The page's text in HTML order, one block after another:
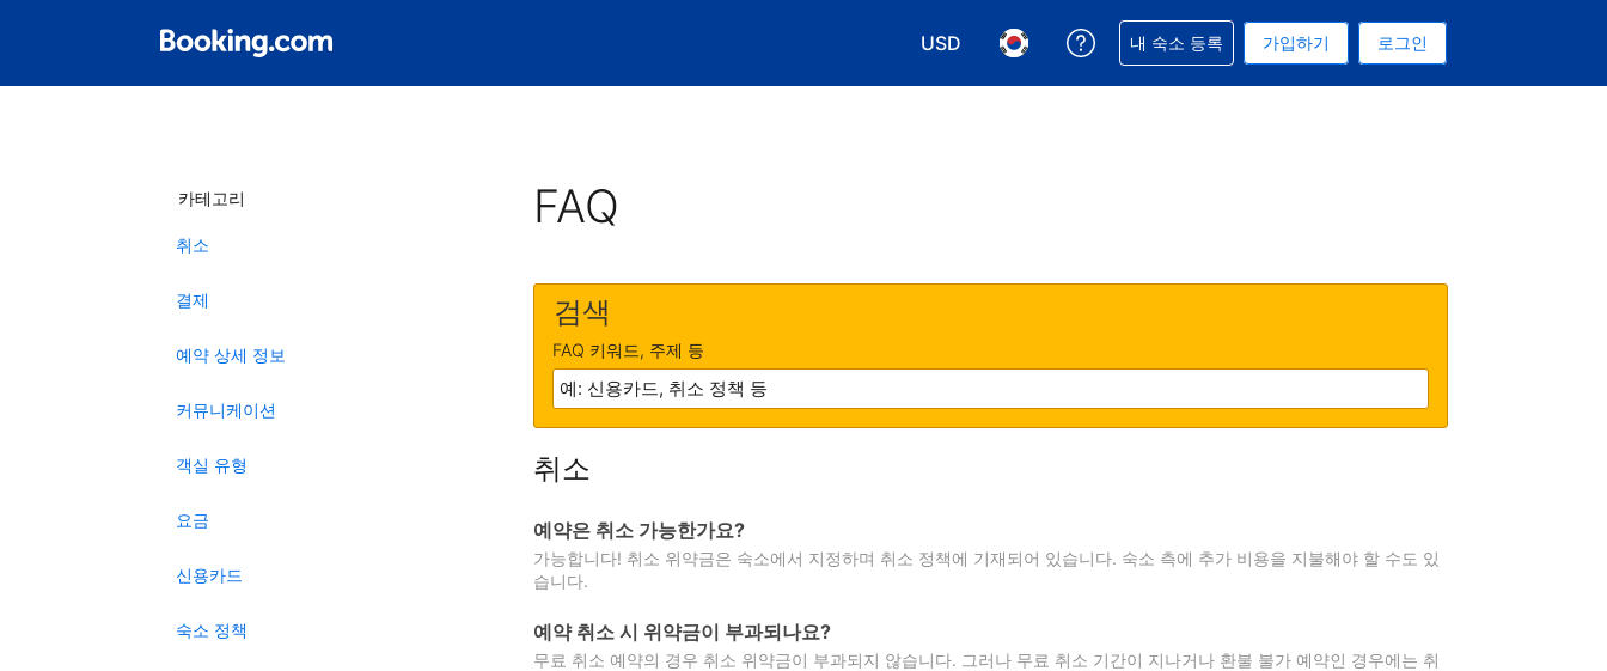
USD
통화 선택. 현재 선택된 통화는 미국 달러입니다
언어 선택. 현재 선택된 언어는 한국어입니다
예약과 관련해 도움을 받으실 수 있습니다
내 숙소 등록 가입하기 로그인
카테고리
취소
결제
예약 상세 정보
커뮤니케이션
객실 유형
요금
신용카드
숙소 정책
FAQ
검색
FAQ 키워드, 주제 등
취소
예약은 취소 가능한가요?
가능합니다! 취소 위약금은 숙소에서 지정하며 취소 정책에 기재되어 있습니다. 숙소 측에 추가 비용을 지불해야 할 수도 있
습니다.
예약 취소 시 위약금이 부과되나요?
무료 취소 예약의 경우 취소 위약금이 부과되지 않습니다. 그러나 무료 취소 기간이 지나거나 환불 불가 예약인 경우에는 취